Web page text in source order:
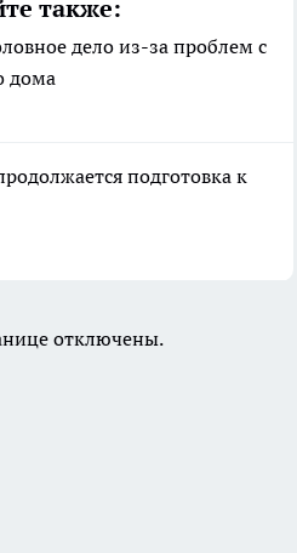
также:
дело из-за проблем с
дома
подготовка к
отключены.